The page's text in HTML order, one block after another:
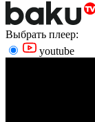
Выбрать плеер:
youtube